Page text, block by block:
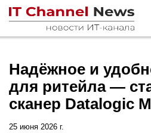
Надёжное и
для ритейла —
сканер Datalogic
25 июня 2026 г.